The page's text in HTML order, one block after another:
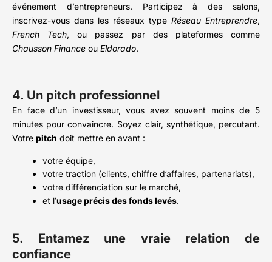
événement d’entrepreneurs. Participez à des salons,
inscrivez-vous dans les réseaux type Réseau Entreprendre,
French Tech, ou passez par des plateformes comme
Chausson Finance ou Eldorado.
4. Un pitch professionnel
En face d’un investisseur, vous avez souvent moins de 5
minutes pour convaincre. Soyez clair, synthétique, percutant.
Votre pitch doit mettre en avant :
votre équipe,
votre traction (clients, chiffre d’affaires, partenariats),
votre différenciation sur le marché,
et l’usage précis des fonds levés.
5. Entamez une vraie relation de
confiance